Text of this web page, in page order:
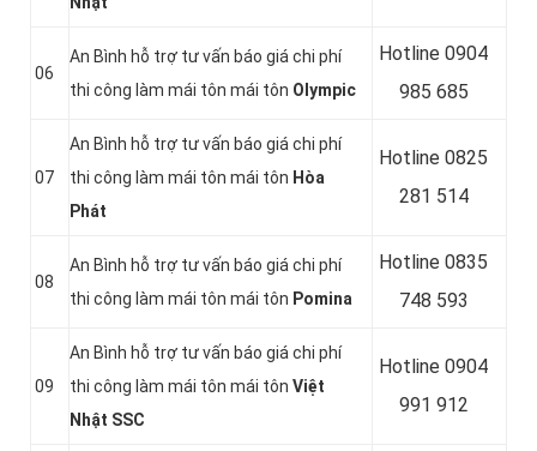
06
An Bình hỗ trợ tư vấn báo giá chi phí
thi công làm mái tôn mái tôn Olympic
Hotline 0904
985 685
07
An Bình hỗ trợ tư vấn báo giá chi phí
thi công làm mái tôn mái tôn Hòa
Phát
Hotline 0825
281 514
08
An Bình hỗ trợ tư vấn báo giá chi phí
thi công làm mái tôn mái tôn Pomina
Hotline 0835
748 593
09
An Bình hỗ trợ tư vấn báo giá chi phí
thi công làm mái tôn mái tôn Việt
Nhật SSC
Hotline 0904
991 912